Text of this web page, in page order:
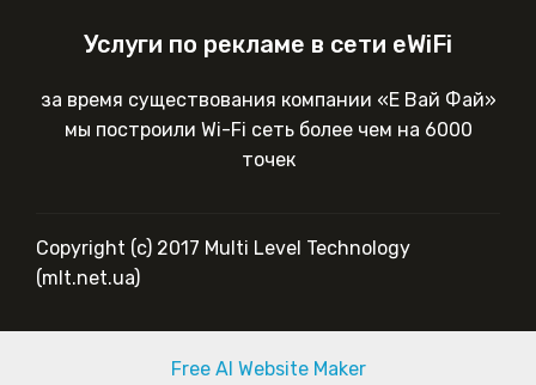
Услуги по рекламе в сети eWiFi
за время существования компании «Е Вай Фай»
мы построили Wi-Fi сеть более чем на 6000
точек
Copyright (c) 2017 Multi Level Technology
(mlt.net.ua)
Free AI Website Maker